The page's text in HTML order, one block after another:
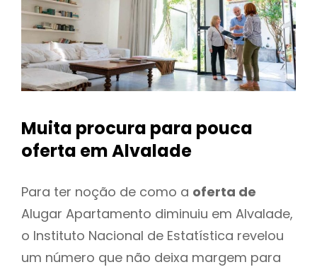
Muita procura para pouca
oferta em Alvalade
Para ter noção de como a oferta de
Alugar Apartamento diminuiu em Alvalade,
o Instituto Nacional de Estatística revelou
um número que não deixa margem para